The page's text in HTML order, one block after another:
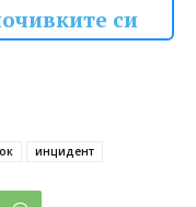
си
инцидент